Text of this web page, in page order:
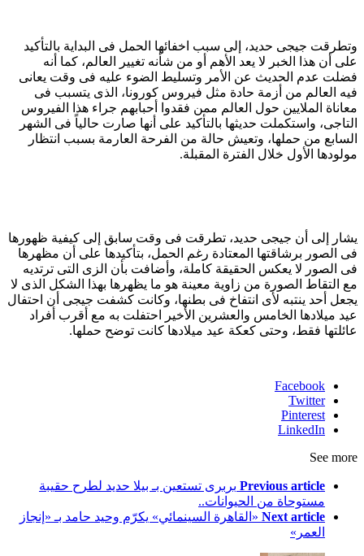
وتطرقت جيجى حديد، إلى سبب اخفائها الحمل فى البداية بالتأكيد
على أن هذا الخبر لا يعد الأهم أو من شأنه تغيير العالم، كما أنه
فضلت عدم الحديث عن الأمر وتسليط الضوء عليه فى وقت يعانى
فيه العالم من أزمة حادة مثل فيروس كورونا، الذى يتسبب فى
معاناة الملايين حول العالم ممن فقدوا أحبابهم جراء هذا الفيروس
التاجى، واستكملت حديثها بالتأكيد على أنها صارت حالياً فى الشهر
السابع من حملها، وتعيش حالة من الفرحة العارمة بسبب انتظار
مولودها الأول خلال الفترة المقبلة.
يشار إلى أن جيجى حديد، تطرقت فى وقت سابق إلى كيفية ظهورها
فى الصور برشاقتها المعتادة رغم الحمل، بتأكيدها على أن مظهرها
فى الصور لا يعكس الحقيقة كاملة، وأضافت بأن الزى التى ترتديه
مع التقاط الصورة من زاوية معينة هو ما يظهرها بهذا الشكل الذى لا
يجعل أحد ينتبه لأى انتفاخ فى بطنها، وكانت كشفت جيجى أن احتفال
عيد ميلادها الخامس والعشرين الأخير احتفلت به مع أقرب أفراد
عائلتها فقط، وحتى كعكة عيد ميلادها كانت توضح حملها.
Facebook
Twitter
Pinterest
LinkedIn
See more
Previous article بربرى تستعين بـ بيلا حديد لطرح حقيبة
مستوحاة من الحيوانات..
Next article «القاهرة السينمائي» يكرّم وحيد حامد بـ «إنجاز
العمر»